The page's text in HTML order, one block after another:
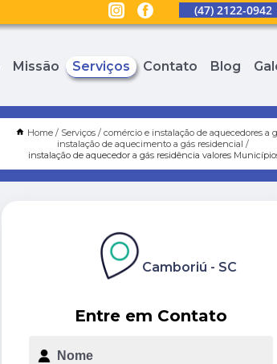
(47) 2122-0942
Missão Serviços Contato Blog
Home Serviços
comércio e instalação de aquecedores a
instalação de aquecimento a gás residencial
instalação de aquecedor a gás residência valores
Entre em Contato
Camboriú - SC